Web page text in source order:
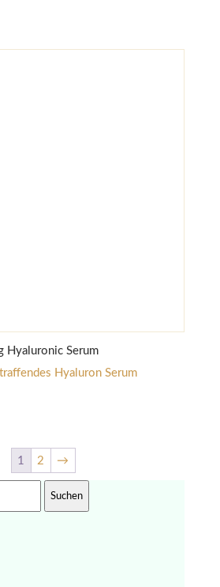
Hyaluronic Serum
Hyaluron Serum
1 2 →
Suchen